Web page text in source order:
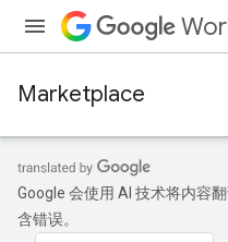
Marketplace
Google 会使用 AI 技术将内容
含错误。